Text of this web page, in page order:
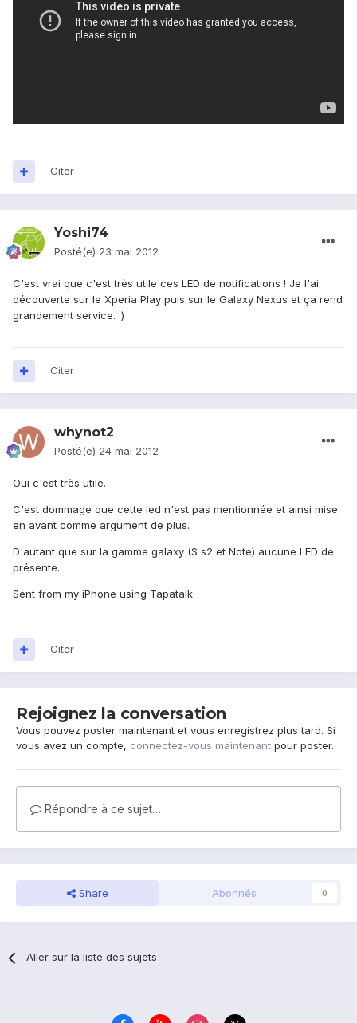
Citer
Yoshi74
Posté(e) 23 mai 2012
C'est vrai que c'est très utile ces LED de notifications ! Je l'ai
découverte sur le Xperia Play puis sur le Galaxy Nexus et ça rend
grandement service. :)
Citer
whynot2
Posté(e) 24 mai 2012
Oui c'est très utile.
C'est dommage que cette led n'est pas mentionnée et ainsi mise
en avant comme argument de plus.
D'autant que sur la gamme galaxy (S s2 et Note) aucune LED de
présente.
Sent from my iPhone using Tapatalk
Citer
Rejoignez la conversation
Vous pouvez poster maintenant et vous enregistrez plus tard. Si
vous avez un compte, connectez-vous maintenant pour poster.
Répondre à ce sujet…
Share Abonnés 0
Aller sur la liste des sujets